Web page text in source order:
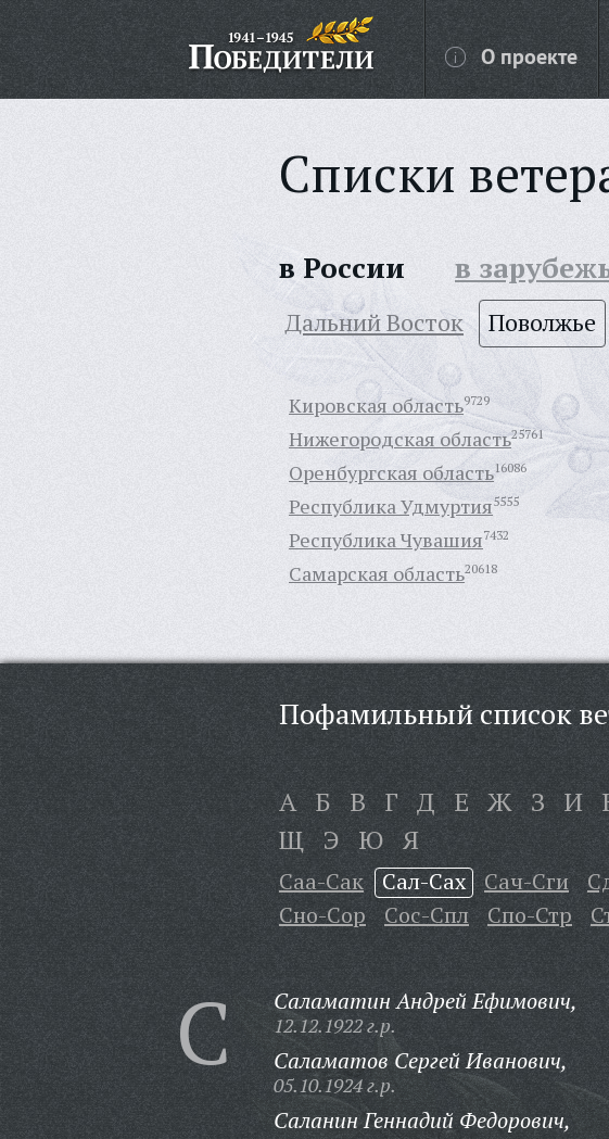
О проекте
Списки
в России в
Дальний Восток Поволжье
Кировская область9729
Нижегородская область25761
Оренбургская область16086
Республика Удмуртия5555
Республика Чувашия7432
Самарская область20618
Пофамильный список
А Б В Г Д Е Ж З И
Щ Э Ю Я
Саа-Сак Сал-Сах Сач-Сги
Сно-Сор
Сос-Спл Спо-Стр
С Саламатин Андрей Ефимович,
12.12.1922 г.р.
Саламатов Сергей Иванович,
05.10.1924 г.р.
Саланин Геннадий Федорович,